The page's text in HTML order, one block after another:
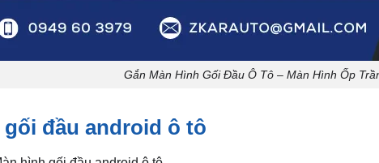
Gắn Màn Hình Gối Đầu Ô Tô – Màn Hình Ốp
gối đầu android ô tô